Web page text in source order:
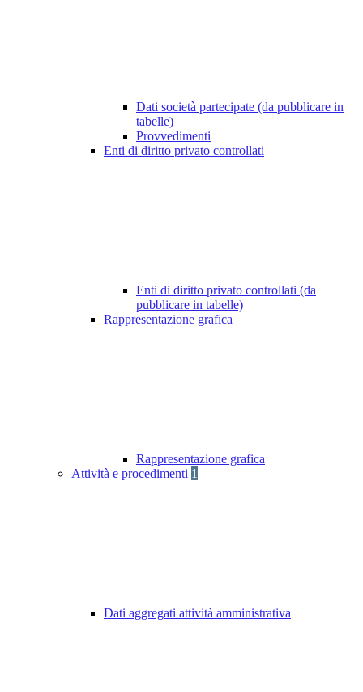
Dati società partecipate (da pubblicare in
tabelle)
Provvedimenti
Enti di diritto privato controllati
Enti di diritto privato controllati (da
pubblicare in tabelle)
Rappresentazione grafica
Rappresentazione grafica
Attività e procedimenti 1
Dati aggregati attività amministrativa